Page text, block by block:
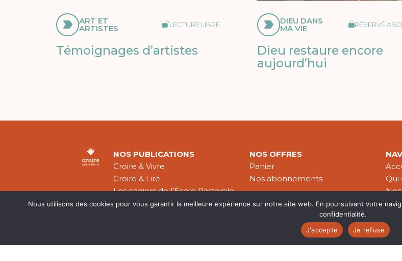
ART ET
ARTISTES LECTURE LIBRE
Témoignages d’artistes
DIEU DANS
MA VIE RÉSERVÉ
Dieu restaure encore
aujourd’hui
NOS PUBLICATIONS
Croire & Vivre
Croire & Lire
Les cahiers de l’École Pastorale
Théologie Évangélique
NOS OFFRES
Panier
Nos abonnements
Qui
Nous utilisons des cookies pour vous garantir la meilleure expérience sur notre site web. En poursuivant votre
confidentialité.
J'accepte
Je refuse